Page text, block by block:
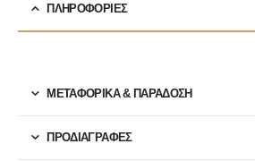
ΠΛΗΡΟΦΟΡΙΕΣ
ΜΕΤΑΦΟΡΙΚΆ & ΠΑΡΆΔΟΣΗ
ΠΡΟΔΙΑΓΡΑΦΕΣ